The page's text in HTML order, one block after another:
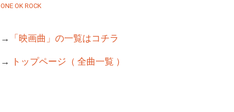
ONE OK ROCK
→ 「映画曲」の一覧はコチラ
→ トップページ（ 全曲一覧 ）